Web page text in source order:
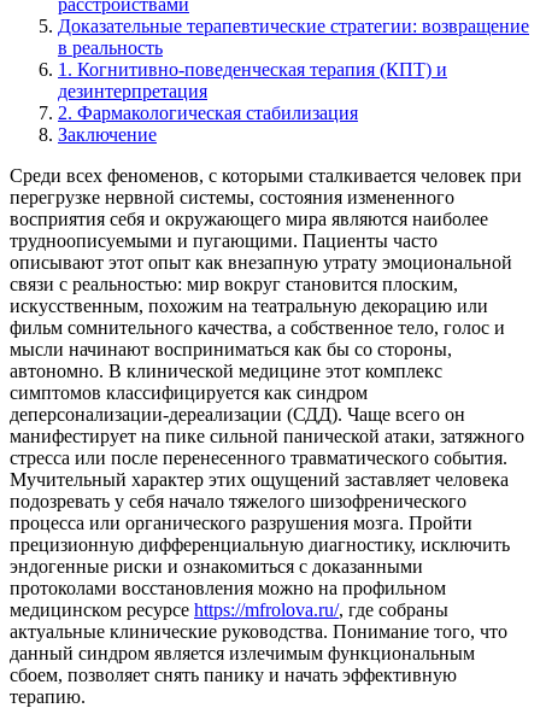
Доказательные терапевтические стратегии: возвращение
в реальность
1. Когнитивно-поведенческая терапия (КПТ) и
дезинтерпретация
2. Фармакологическая стабилизация
Заключение
Среди всех феноменов, с которыми сталкивается человек при
перегрузке нервной системы, состояния измененного
восприятия себя и окружающего мира являются наиболее
трудноописуемыми и пугающими. Пациенты часто
описывают этот опыт как внезапную утрату эмоциональной
связи с реальностью: мир вокруг становится плоским,
искусственным, похожим на театральную декорацию или
фильм сомнительного качества, а собственное тело, голос и
мысли начинают восприниматься как бы со стороны,
автономно. В клинической медицине этот комплекс
симптомов классифицируется как синдром
деперсонализации-дереализации (СДД). Чаще всего он
манифестирует на пике сильной панической атаки, затяжного
стресса или после перенесенного травматического события.
Мучительный характер этих ощущений заставляет человека
подозревать у себя начало тяжелого шизофренического
процесса или органического разрушения мозга. Пройти
прецизионную дифференциальную диагностику, исключить
эндогенные риски и ознакомиться с доказанными
протоколами восстановления можно на профильном
медицинском ресурсе https://mfrolova.ru/, где собраны
актуальные клинические руководства. Понимание того, что
данный синдром является излечимым функциональным
сбоем, позволяет снять панику и начать эффективную
терапию.